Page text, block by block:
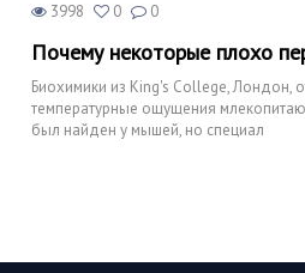
3998 0 0
Почему некоторые плохо
Биохимики из King's College, Лондон,
температурные ощущения
был найден у мышей, но специал